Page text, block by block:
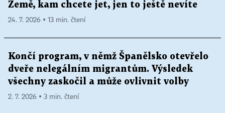
Země, kam chcete jet, jen to ještě nevíte
24. 7. 2026 ▪ 13 min. čtení
Končí program, v němž Španělsko otevřelo
dveře nelegálním migrantům. Výsledek
všechny zaskočil a může ovlivnit volby
2. 7. 2026 ▪ 3 min. čtení